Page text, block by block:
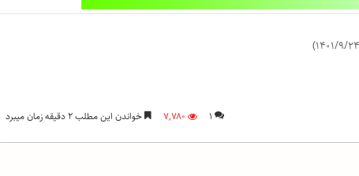
۱ ۷,۷۸۰ خواندن این مطلب ۲ دقیقه زمان میبرد